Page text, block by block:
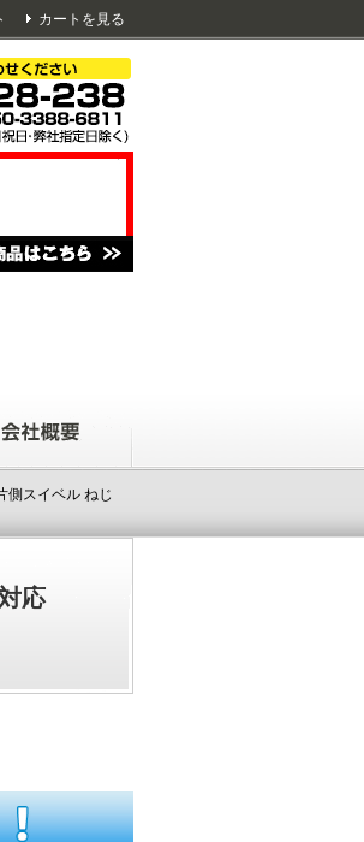
カートを見る
側スイベル ねじ
応